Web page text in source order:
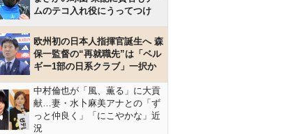
ムのテコ入れ役にうってつけ
欧州初の日本人指揮官誕生へ 森
保一監督の“再就職先”は「ベル
ギー1部の日系クラブ」一択か
中村倫也が「風、薫る」に大貢
献…妻・水卜麻美アナとの「ず
っと仲良く」「にこやかな」近
況